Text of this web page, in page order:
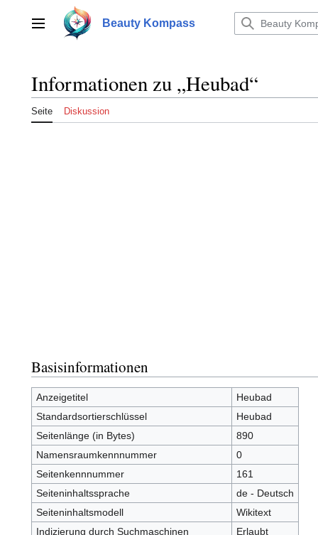
springenHauptmenü Beauty Kompass
Informationen zu „Heubad“
Seite Diskussion
Basisinformationen
Anzeigetitel
Heubad
Standardsortierschlüssel
Heubad
Seitenlänge (in Bytes)
890
Namensraumkennnummer
0
Seitenkennnummer
161
Seiteninhaltssprache
de - Deutsch
Seiteninhaltsmodell
Wikitext
Indizierung durch Suchmaschinen
Erlaubt